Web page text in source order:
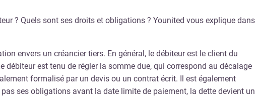
? Quels sont ses droits et obligations ? Younited vous explique dans
envers un créancier tiers. En général, le débiteur est le client du
débiteur est tenu de régler la somme due, qui correspond au décalage
formalisé par un devis ou un contrat écrit. Il est également
ses obligations avant la date limite de paiement, la dette devient un